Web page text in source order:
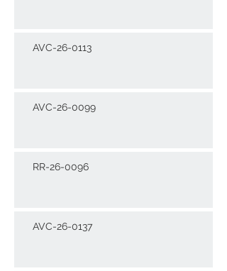
AVC-26-0113
AVC-26-0099
RR-26-0096
AVC-26-0137